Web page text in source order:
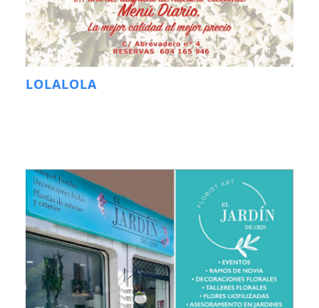
LOLALOLA